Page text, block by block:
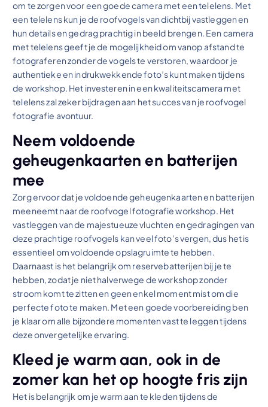
om te zorgen voor een goede camera met een telelens. Met
een telelens kun je de roofvogels van dichtbij vastleggen en
hun details en gedrag prachtig in beeld brengen. Een camera
met telelens geeft je de mogelijkheid om vanop afstand te
fotograferen zonder de vogels te verstoren, waardoor je
authentieke en indrukwekkende foto’s kunt maken tijdens
de workshop. Het investeren in een kwaliteitscamera met
telelens zal zeker bijdragen aan het succes van je roofvogel
fotografie avontuur.
Neem voldoende
geheugenkaarten en batterijen
mee
Zorg ervoor dat je voldoende geheugenkaarten en batterijen
meeneemt naar de roofvogel fotografie workshop. Het
vastleggen van de majestueuze vluchten en gedragingen van
deze prachtige roofvogels kan veel foto’s vergen, dus het is
essentieel om voldoende opslagruimte te hebben.
Daarnaast is het belangrijk om reservebatterijen bij je te
hebben, zodat je niet halverwege de workshop zonder
stroom komt te zitten en geen enkel moment mist om die
perfecte foto te maken. Met een goede voorbereiding ben
je klaar om alle bijzondere momenten vast te leggen tijdens
deze onvergetelijke ervaring.
Kleed je warm aan, ook in de
zomer kan het op hoogte fris zijn
Het is belangrijk om je warm aan te kleden tijdens de